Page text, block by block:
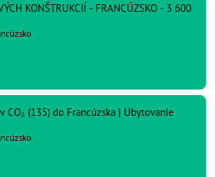
KONŠTRUKCIÍ - FRANCÚZSKO - 3 600
CO₂ (135) do Francúzska | Ubytovanie